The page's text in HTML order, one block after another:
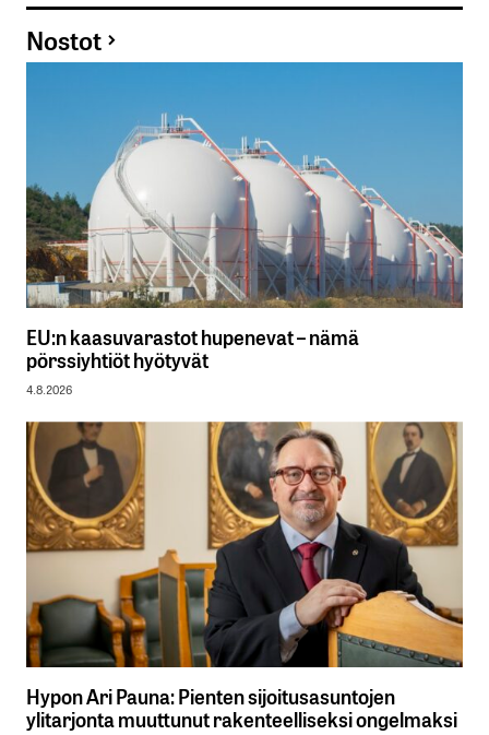
Nostot
EU:n kaasuvarastot hupenevat – nämä
pörssiyhtiöt hyötyvät
4.8.2026
Hypon Ari Pauna: Pienten sijoitusasuntojen
ylitarjonta muuttunut rakenteelliseksi ongelmaksi